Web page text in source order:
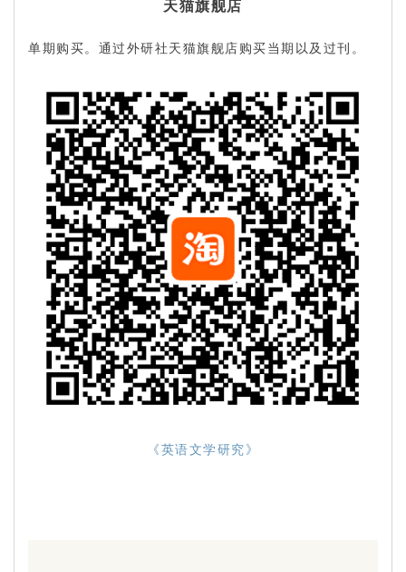
天猫旗舰店
单期购买。通过外研社天猫旗舰店购买当期以及过刊。
《英语文学研究》